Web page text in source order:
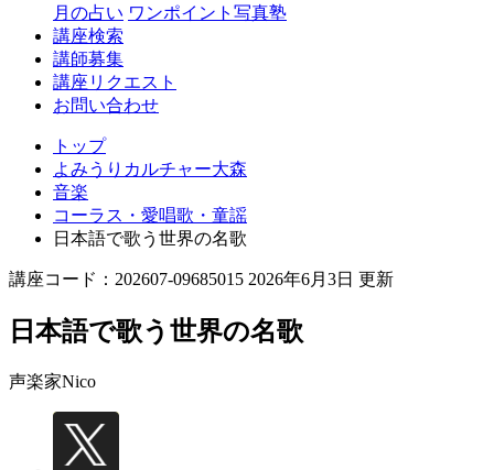
月の占い ワンポイント写真塾
講座検索
講師募集
講座リクエスト
お問い合わせ
トップ
よみうりカルチャー大森
音楽
コーラス・愛唱歌・童謡
日本語で歌う世界の名歌
講座コード：202607-09685015 2026年6月3日 更新
日本語で歌う世界の名歌
声楽家Nico